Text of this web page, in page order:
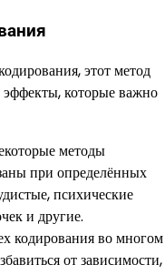
этот метод
которые важно
методы
при определённых
психические
и другие.
кодирования во многом
от зависимости,